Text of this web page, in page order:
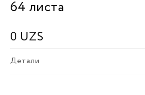
64 листа
0 UZS
Детали